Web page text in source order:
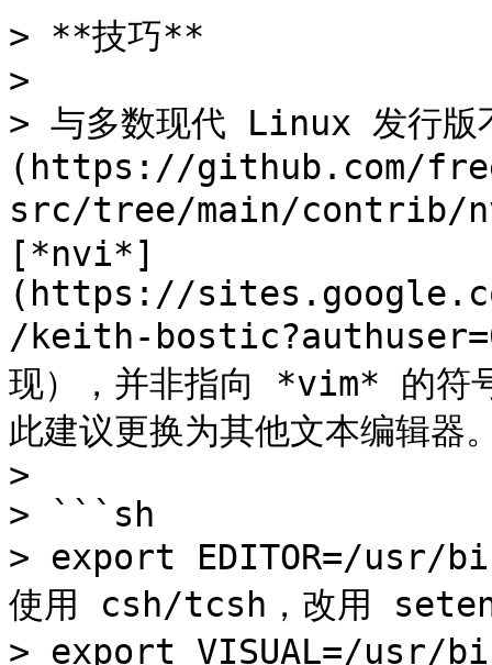
> **技巧**
>
> 与多数现代 Linux 发行版
(https://github.com/
src/tree/main/contrib/
[*nvi*]
(https://
/keith-
现），并非指向 *vim* 的符
此建议更换为其他文本编辑器
>
> ```sh
> export EDITOR=/usr/
使用 csh/tcsh，改用
> export VISUAL=/usr/